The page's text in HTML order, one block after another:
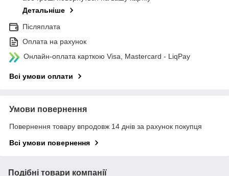
Детальніше
Післяплата
Оплата на рахунок
Онлайн-оплата карткою Visa, Mastercard - LiqPay
Всі умови оплати
Умови повернення
Повернення товару впродовж 14 днів за рахунок покупця
Всі умови повернення
Подібні товари компанії